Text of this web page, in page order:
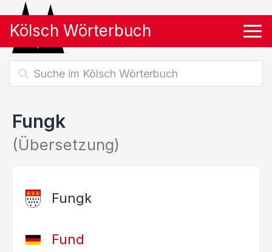
Kölsch Wörterbuch
Fungk
(Übersetzung)
Fungk
Fund